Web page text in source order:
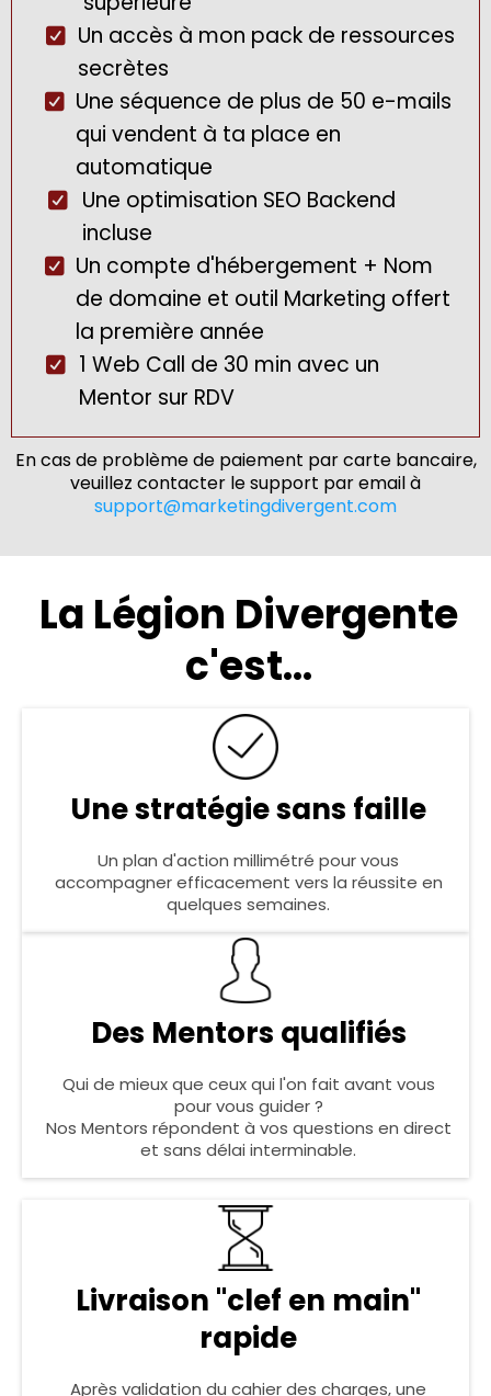
Un accès à mon pack de ressources
secrètes
Une séquence de plus de 50 e-mails
qui vendent à ta place en
automatique
Une optimisation SEO Backend
incluse
Un compte d'hébergement + Nom
de domaine et outil Marketing offert
la première année
1 Web Call de 30 min avec un
Mentor sur RDV
En cas de problème de paiement par carte bancaire,
veuillez contacter le support par email à
support@marketingdivergent.com
La Légion Divergente
c'est...
Une stratégie sans faille
Un plan d'action millimétré pour vous
accompagner efficacement vers la réussite en
quelques semaines.
Des Mentors qualifiés
Qui de mieux que ceux qui l'on fait avant vous
pour vous guider ?
Nos Mentors répondent à vos questions en direct
et sans délai interminable.
Livraison "clef en main"
rapide
Après validation du cahier des charges, une